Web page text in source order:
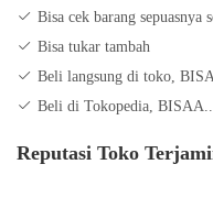
Bisa cek barang sepuasnya
Bisa tukar tambah
Beli langsung di toko,
Beli di Tokopedia,
Reputasi Toko